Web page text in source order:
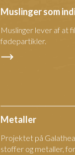
Muslinger som
Muslinger lever af at
fødepartikler.
Metaller
Projektet på
stoffer og metaller,